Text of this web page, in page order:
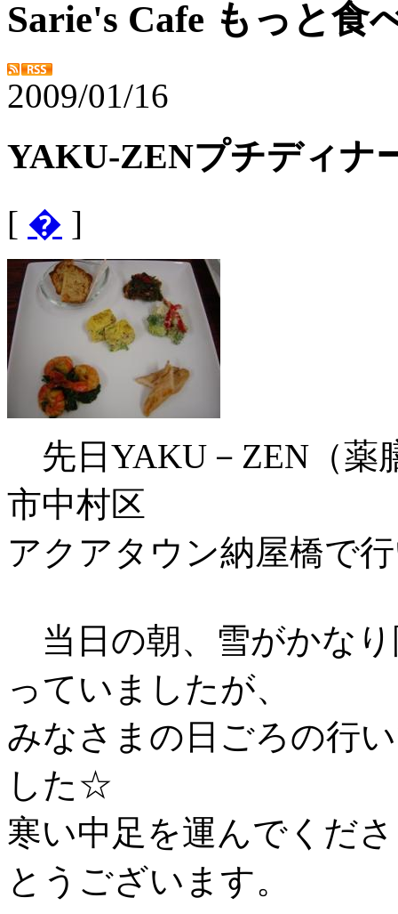
Sarie's Cafe もっと食
2009/01/16
YAKU-ZENプチディナ
[ � ]
先日YAKU－ZEN（薬
市中村区
アクアタウン納屋橋で
当日の朝、雪がかな
っていましたが、
みなさまの日ごろの行
した☆
寒い中足を運んでくだ
とうございます。